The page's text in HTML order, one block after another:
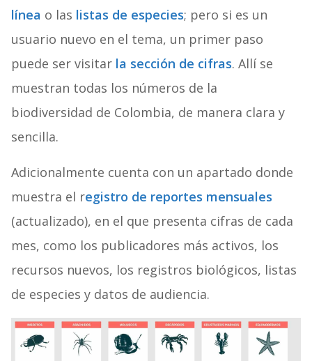
línea o las listas de especies; pero si es un
usuario nuevo en el tema, un primer paso
puede ser visitar la sección de cifras. Allí se
muestran todas los números de la
biodiversidad de Colombia, de manera clara y
sencilla.
Adicionalmente cuenta con un apartado donde
muestra el registro de reportes mensuales
(actualizado), en el que presenta cifras de cada
mes, como los publicadores más activos, los
recursos nuevos, los registros biológicos, listas
de especies y datos de audiencia.